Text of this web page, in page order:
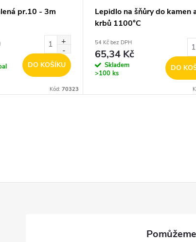
pr.10 - 3m
DO KOŠÍKU
Kód: 70323
Lepidlo na šňůry do kamen
krbů 1100°C
54 Kč bez DPH
65,34 Kč
Skladem
>100 ks
DO